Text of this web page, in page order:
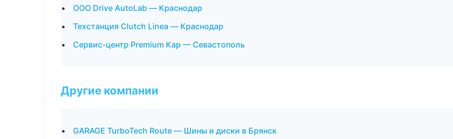
ООО Drive AutoLab — Краснодар
Техстанция Clutch Linea — Краснодар
Сервис-центр Premium Кар — Севастополь
Другие компании
GARAGE TurboTech Route — Шины и диски в Брянск